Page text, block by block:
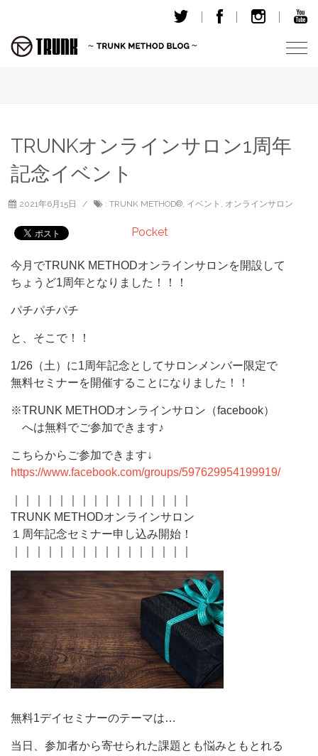
T
TRUNKオンラインサロン1周年
記念イベント
2021年6月15日 : TRUNK METHOD®︎, イベント , オンラインサロン
Pocket
今月でTRUNK METHODオンラインサロンを開設して
ちょうど1周年となりました！！！
パチパチパチ
と、そこで！！
1/26（土）に1周年記念としてサロンメンバー限定で
無料セミナーを開催することになりました！！
※TRUNK METHODオンラインサロン（facebook）
へは無料でご参加できます♪
こちらからご参加できます↓
https://www.facebook.com/groups/597629954199919/
TRUNK METHODオンラインサロン
１周年記念セミナー申し込み開始！
無料1デイセミナーのテーマは…
当日、参加者から寄せられた課題とも悩みともとれる